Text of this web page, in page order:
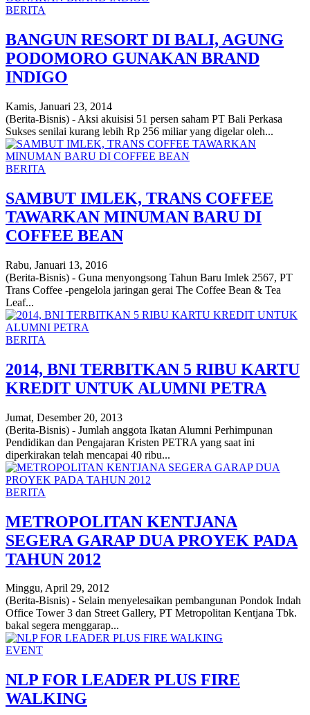
BERITA
BANGUN RESORT DI BALI, AGUNG
PODOMORO GUNAKAN BRAND
INDIGO
Kamis, Januari 23, 2014
(Berita-Bisnis) - Aksi akuisisi 51 persen saham PT Bali Perkasa
Sukses senilai kurang lebih Rp 256 miliar yang digelar oleh...
BERITA
SAMBUT IMLEK, TRANS COFFEE
TAWARKAN MINUMAN BARU DI
COFFEE BEAN
Rabu, Januari 13, 2016
(Berita-Bisnis) - Guna menyongsong Tahun Baru Imlek 2567, PT
Trans Coffee -pengelola jaringan gerai The Coffee Bean & Tea
Leaf...
BERITA
2014, BNI TERBITKAN 5 RIBU KARTU
KREDIT UNTUK ALUMNI PETRA
Jumat, Desember 20, 2013
(Berita-Bisnis) - Jumlah anggota Ikatan Alumni Perhimpunan
Pendidikan dan Pengajaran Kristen PETRA yang saat ini
diperkirakan telah mencapai 40 ribu...
BERITA
METROPOLITAN KENTJANA
SEGERA GARAP DUA PROYEK PADA
TAHUN 2012
Minggu, April 29, 2012
(Berita-Bisnis) - Selain menyelesaikan pembangunan Pondok Indah
Office Tower 3 dan Street Gallery, PT Metropolitan Kentjana Tbk.
bakal segera menggarap...
EVENT
NLP FOR LEADER PLUS FIRE
WALKING